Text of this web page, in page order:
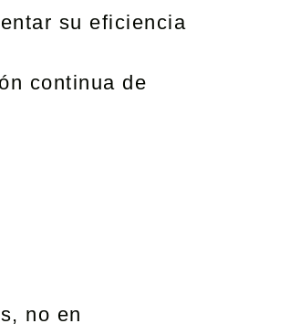
su eficiencia
continua de
no en